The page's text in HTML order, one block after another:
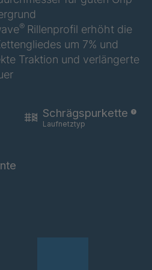
A 02 SV 4034290
A 95 SV
A 148 8 SV 4034877
® Rillenprofil erhöht die
um 7% und
Traktion und verlängerte
Schrägspurkette
Laufnetztyp